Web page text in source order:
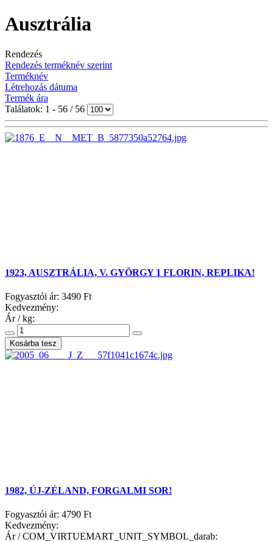
Ausztrália
Rendezés
Rendezés terméknév szerint
Terméknév
Létrehozás dátuma
Termék ára
Találatok: 1 - 56 / 56
1923, AUSZTRÁLIA, V. GYÖRGY 1 FLORIN, REPLIKA!
Fogyasztói ár: 3490 Ft
Kedvezmény:
Ár / kg:
1982, ÚJ-ZÉLAND, FORGALMI SOR!
Fogyasztói ár: 4790 Ft
Kedvezmény:
Ár / COM_VIRTUEMART_UNIT_SYMBOL_darab: